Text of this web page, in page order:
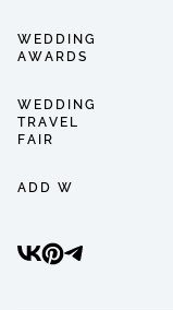
WEDDING
AWARDS
WEDDING
TRAVEL
FAIR
ADD W